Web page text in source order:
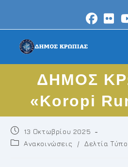
content
ΔΗΜΟΣ
«Koropi
Post
published:
13 Οκτωβρίου 2025
PostΑνακοινώσεις / Δελτία